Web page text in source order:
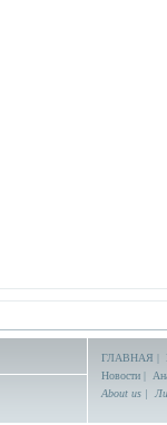
ГЛАВНАЯ |
Новости |
About us |